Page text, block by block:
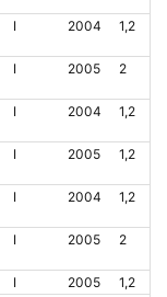
I 2004 1,2
I 2005 2
I 2004 1,2
I 2005 1,2
I 2004 1,2
I 2005 2
I 2005
1,2